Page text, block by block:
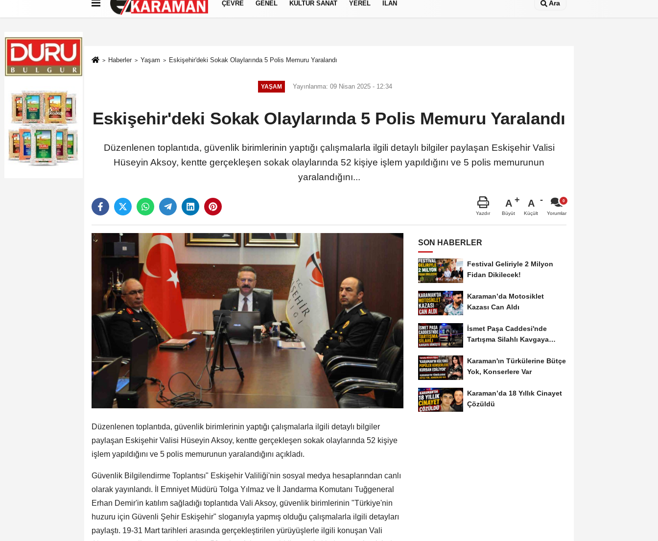
Künye İletişim Çerez Politikası Gizlilik İlkeleri
ÇEVRE GENEL KÜLTÜR SANAT YEREL İLAN Ara
Haberler Yaşam Eskişehir'deki Sokak Olaylarında 5 Polis Memuru Yaralandı
YAŞAM Yayınlanma: 09 Nisan 2025 - 12:34
Eskişehir'deki Sokak Olaylarında 5 Polis Memuru Yaralandı
Düzenlenen toplantıda, güvenlik birimlerinin yaptığı çalışmalarla ilgili detaylı bilgiler paylaşan Eskişehir Valisi
Hüseyin Aksoy, kentte gerçekleşen sokak olaylarında 52 kişiye işlem yapıldığını ve 5 polis memurunun
yaralandığını...
Yazdır
A
Büyüt
A
Küçült Yorumlar
Düzenlenen toplantıda, güvenlik birimlerinin yaptığı çalışmalarla ilgili detaylı bilgiler
paylaşan Eskişehir Valisi Hüseyin Aksoy, kentte gerçekleşen sokak olaylarında 52 kişiye
işlem yapıldığını ve 5 polis memurunun yaralandığını açıkladı.
Güvenlik Bilgilendirme Toplantısı" Eskişehir Valiliği'nin sosyal medya hesaplarından canlı
olarak yayınlandı. İl Emniyet Müdürü Tolga Yılmaz ve İl Jandarma Komutanı Tuğgeneral
Erhan Demir'in katılım sağladığı toplantıda Vali Aksoy, güvenlik birimlerinin "Türkiye'nin
huzuru için Güvenli Şehir Eskişehir" sloganıyla yapmış olduğu çalışmalarla ilgili detayları
paylaştı. 19-31 Mart tarihleri arasında gerçekleştirilen yürüyüşlerle ilgili konuşan Vali
SON HABERLER
Festival Geliriyle 2 Milyon
Fidan Dikilecek!
Karaman’da Motosiklet
Kazası Can Aldı
İsmet Paşa Caddesi'nde
Tartışma Silahlı Kavgaya
Karaman'ın Türkülerine Bütçe
Yok, Konserlere Var
Karaman’da 18 Yıllık Cinayet
Çözüldü